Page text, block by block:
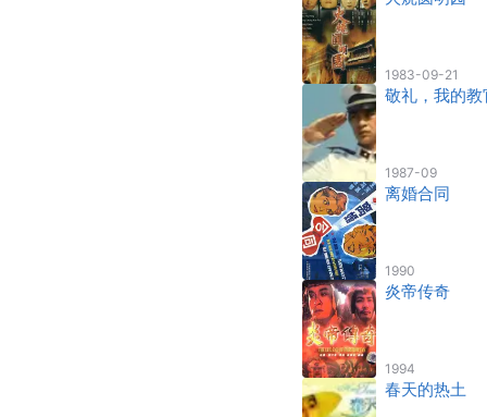
1983-09-21
敬礼，我的教
1987-09
离婚合同
1990
炎帝传奇
1994
春天的热土